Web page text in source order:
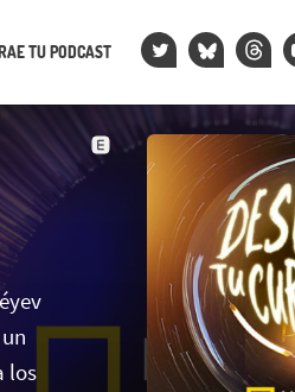
TU PODCAST
los